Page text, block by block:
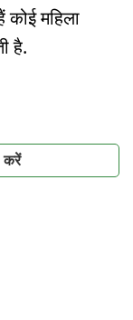
कोई महिला
है.
करें